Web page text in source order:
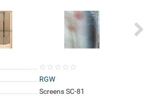
RGW
Screens SC-81